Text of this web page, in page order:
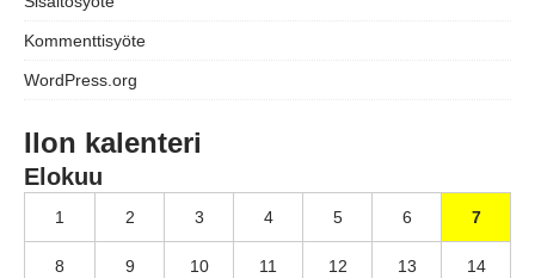
Kommenttisyöte
WordPress.org
Ilon kalenteri
Elokuu
1 2 3 4 5 6 7
8 9 10 11 12 13 14